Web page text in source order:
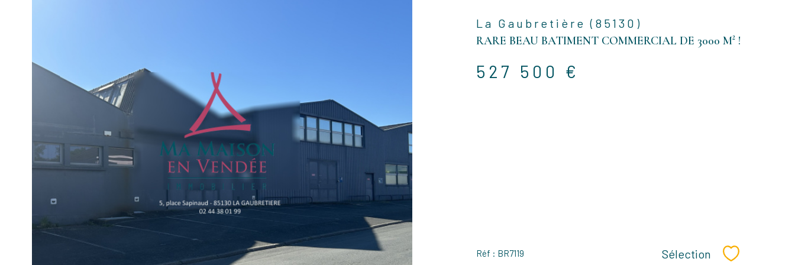
VOIR LE
BIEN
La Gaubretière (85130)
RARE BEAU BATIMENT COMMERCIAL DE 3000 M² !
527 500 €
Réf : BR7119 Sélection Sélectionner